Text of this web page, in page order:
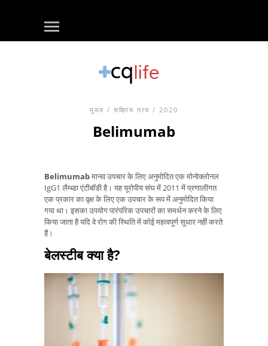
मुख्य / सक्रिय तत्व / 2020
Belimumab
Belimumabमानव उपचार के लिए अनुमोदित एक मोनोक्लोनल
IgG1 लैम्ब्डा एंटीबॉडी है। यह यूरोपीय संघ में 2011 में प्रणालीगत
एक प्रकार का वृक्ष के लिए एक उपचार के रूप में अनुमोदित किया
गया था। इसका उपयोग पारंपरिक उपचारों का समर्थन करने के लिए
किया जाता है यदि वे रोग की स्थिति में कोई महत्वपूर्ण सुधार नहीं करते
हैं।
बेलस्टीब क्या है?